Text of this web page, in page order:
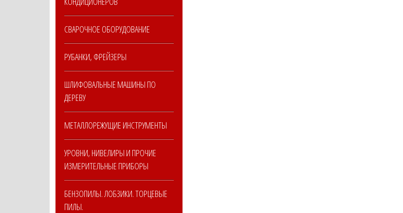
СВАРОЧНОЕ ОБОРУДОВАНИЕ
РУБАНКИ, ФРЕЙЗЕРЫ
ШЛИФОВАЛЬНЫЕ МАШИНЫ ПО
ДЕРЕВУ
МЕТАЛЛОРЕЖУЩИЕ ИНСТРУМЕНТЫ
УРОВНИ, НИВЕЛИРЫ И ПРОЧИЕ
ИЗМЕРИТЕЛЬНЫЕ ПРИБОРЫ
БЕНЗОПИЛЫ. ЛОБЗИКИ. ТОРЦЕВЫЕ
ПИЛЫ.